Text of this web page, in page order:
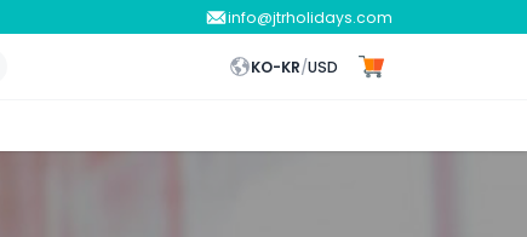
info@jtrholidays.com
KO-KR/USD